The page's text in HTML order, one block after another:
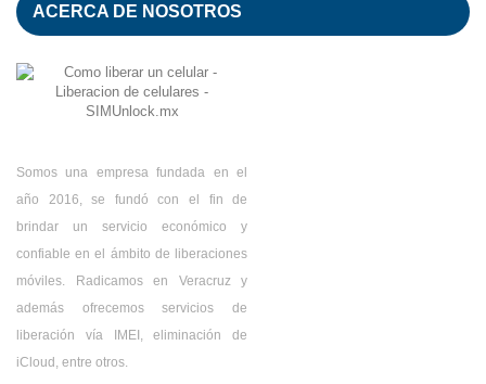
ACERCA DE NOSOTROS
Somos una empresa fundada en el
año 2016, se fundó con el fin de
brindar un servicio económico y
confiable en el ámbito de liberaciones
móviles. Radicamos en Veracruz y
además ofrecemos servicios de
liberación vía IMEI, eliminación de
iCloud, entre otros.